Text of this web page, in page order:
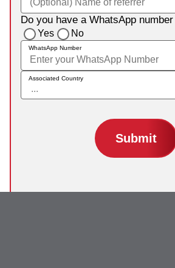
Do you have a WhatsApp
Yes No
WhatsApp Number
Associated Country